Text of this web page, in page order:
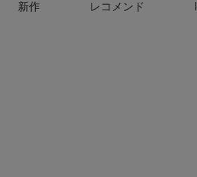
新作 レコメンド